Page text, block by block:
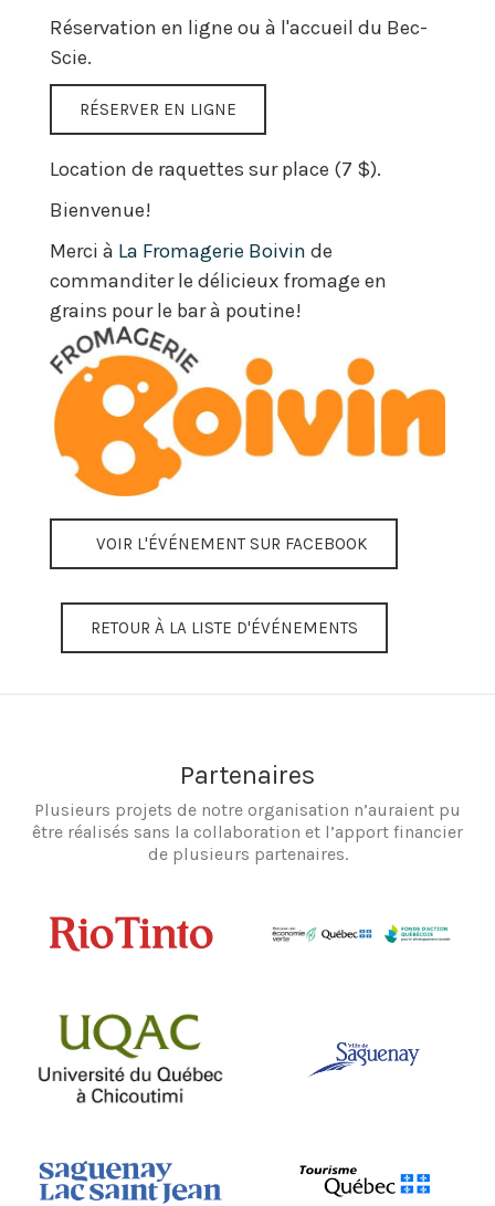
Réservation en ligne ou à l'accueil du Bec-
Scie.
RÉSERVER EN LIGNE
Location de raquettes sur place (7 $).
Bienvenue!
Merci à La Fromagerie Boivin de
commanditer le délicieux fromage en
grains pour le bar à poutine!
VOIR L'ÉVÉNEMENT SUR FACEBOOK
RETOUR À LA LISTE D'ÉVÉNEMENTS
Partenaires
Plusieurs projets de notre organisation n’auraient pu
être réalisés sans la collaboration et l’apport financier
de plusieurs partenaires.